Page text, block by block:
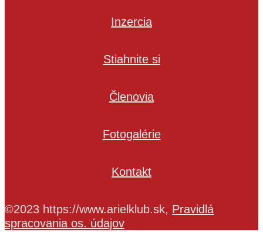
Inzercia
Stiahnite si
Členovia
Fotogalérie
Kontakt
©2023 https://www.arielklub.sk, Pravidlá
spracovania os. údajov